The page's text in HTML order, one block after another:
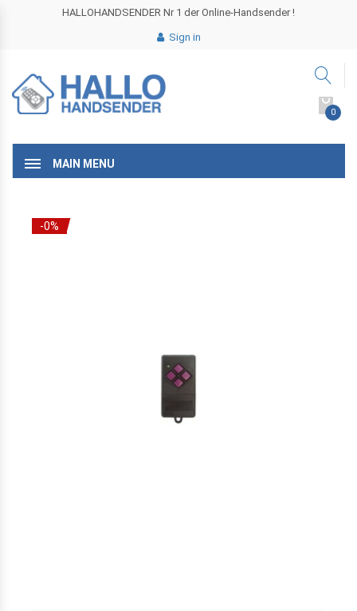
HALLOHANDSENDER Nr 1 der Online-Handsender !
Sign in
0
MAIN MENU
-0%